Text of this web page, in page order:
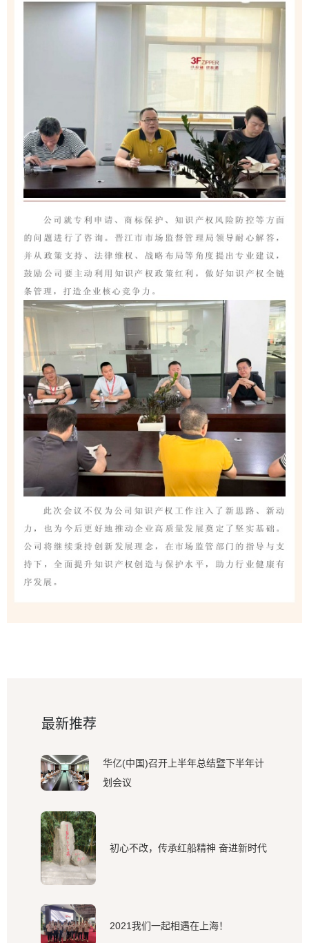
最新推荐
华亿(中国)召开上半年总结暨下半年计
划会议
初心不改，传承红船精神 奋进新时代
2021我们一起相遇在上海！